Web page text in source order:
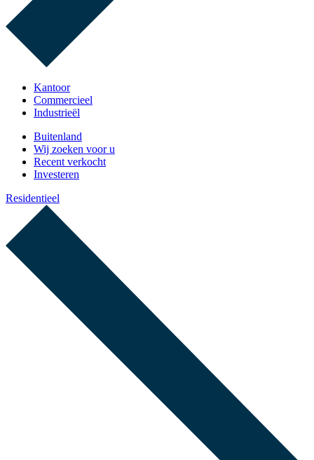
Kantoor
Commercieel
Industrieël
Buitenland
Wij zoeken voor u
Recent verkocht
Investeren
Residentieel